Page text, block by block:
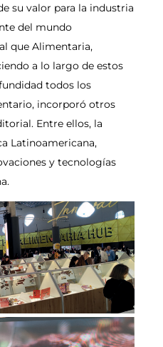
su valor para la industria
del mundo
que Alimentaria,
a lo largo de estos
todos los
incorporó otros
Entre ellos, la
Latinoamericana,
y tecnologías